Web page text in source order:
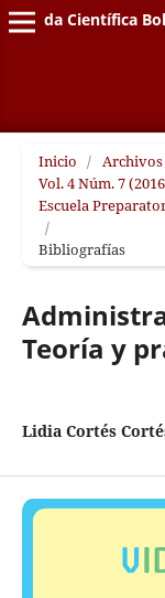
Vida Científica
Inicio / Archivos
Vol. 4 Núm. 7
Escuela
/
Bibliografías
Teoría y
Lidia Cortés